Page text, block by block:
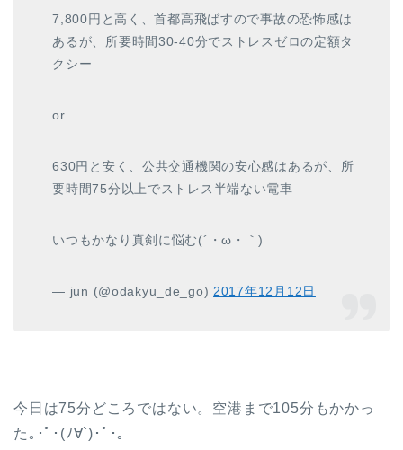
7,800円と高く、首都高飛ばすので事故の恐怖感は
あるが、所要時間30-40分でストレスゼロの定額タ
クシー
or
630円と安く、公共交通機関の安心感はあるが、所
要時間75分以上でストレス半端ない電車
いつもかなり真剣に悩む(´・ω・｀)
— jun (@odakyu_de_go) 2017年12月12日
今日は75分どころではない。空港まで105分もかかっ
た｡･ﾟ･(ﾉ∀`)･ﾟ･｡